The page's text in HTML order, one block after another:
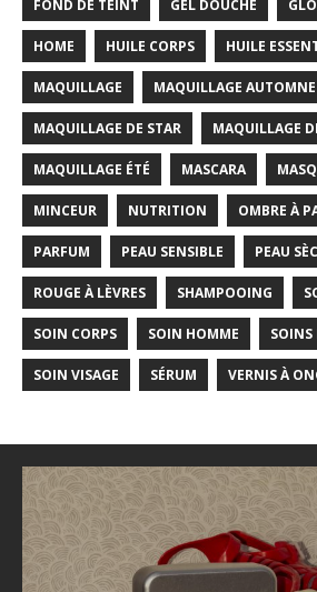
FOND DE TEINT GEL DOUCHE
HOME HUILE CORPS HUILE
MAQUILLAGE MAQUILLAGE
MAQUILLAGE DE STAR MAQUILLAGE
MAQUILLAGE ÉTÉ MASCARA
MINCEUR NUTRITION OMBRE À
PARFUM PEAU SENSIBLE PEAU
ROUGE À LÈVRES SHAMPOOING
SOIN CORPS SOIN HOMME SOINS
SOIN VISAGE SÉRUM VERNIS À